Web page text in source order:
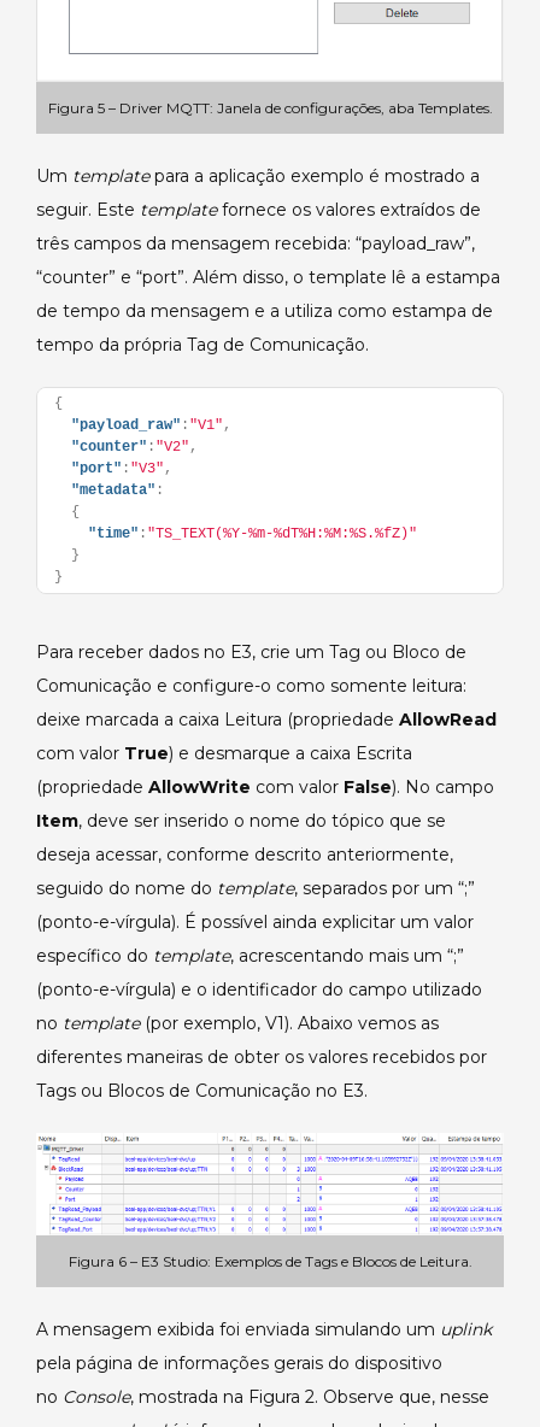
Figura 5 – Driver MQTT: Janela de configurações, aba Templates.
Um templatepara a aplicação exemplo é mostrado a
seguir. Este templatefornece os valores extraídos de
três campos da mensagem recebida: “payload_raw”,
“counter” e “port”. Além disso, o template lê a estampa
de tempo da mensagem e a utiliza como estampa de
tempo da própria Tag de Comunicação.
{
"payload_raw" : "V1" ,
"counter" : "V2" ,
"port" : "V3" ,
"metadata" :
{
"time" : "TS_TEXT(%Y-%m-%dT%H:%M:%S.%fZ)"
}
}
Para receber dados no E3, crie um Tag ou Bloco de
Comunicação e configure-o como somente leitura:
deixe marcada a caixa Leitura (propriedade AllowRead
com valor True) e desmarque a caixa Escrita
(propriedade AllowWrite com valor False). No campo
Item, deve ser inserido o nome do tópico que se
deseja acessar, conforme descrito anteriormente,
seguido do nome do template, separados por um “;”
(ponto-e-vírgula). É possível ainda explicitar um valor
específico do template, acrescentando mais um “;”
(ponto-e-vírgula) e o identificador do campo utilizado
no template(por exemplo, V1). Abaixo vemos as
diferentes maneiras de obter os valores recebidos por
Tags ou Blocos de Comunicação no E3.
Figura 6 – E3 Studio: Exemplos de Tags e Blocos de Leitura.
A mensagem exibida foi enviada simulando um uplink
pela página de informações gerais do dispositivo
no Console, mostrada na Figura 2. Observe que, nesse